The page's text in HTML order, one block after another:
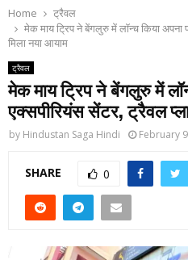
Home
ट्रैवल
मेक माय ट्रिप ने बेंगलुरु में लॉन्च किया अपना
मिला नया आयाम
ट्रैवल
मेक माय ट्रिप ने बेंगलुरु में
एक्सपीरियंस सेंटर, ट्रैवल
by Hindustan Saga Hindi February
SHARE 0